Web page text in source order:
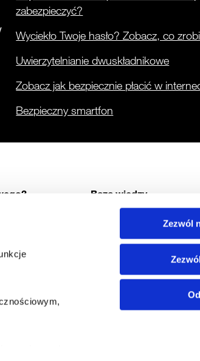
Zezwól
zabezpieczyć?
Wyciekło Twoje hasło? Zobacz, co
Uwierzytelnianie dwuskładnikowe
Zobacz jak bezpiecznie płacić w
Bezpieczny smartfon
Baza wiedzy
Raporty CERT Orange Polska
Materiały filmowe